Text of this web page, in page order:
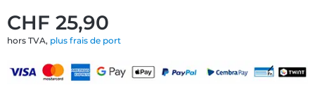
CHF 25,90
hors TVA, plus frais de port